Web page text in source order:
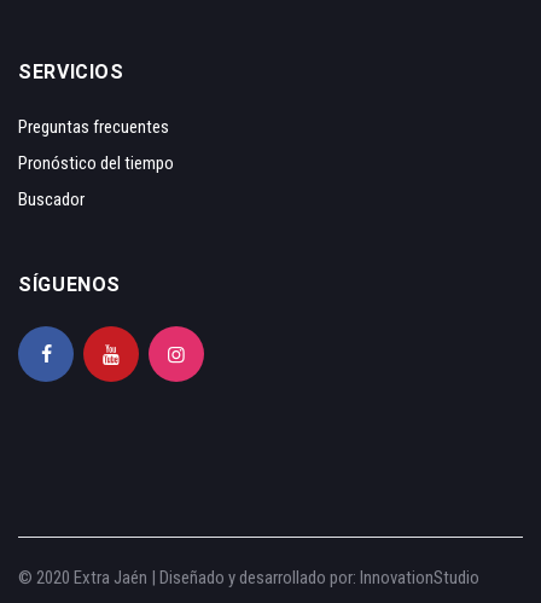
SERVICIOS
Preguntas frecuentes
Pronóstico del tiempo
Buscador
SÍGUENOS
© 2020 Extra Jaén | Diseñado y desarrollado por: InnovationStudio